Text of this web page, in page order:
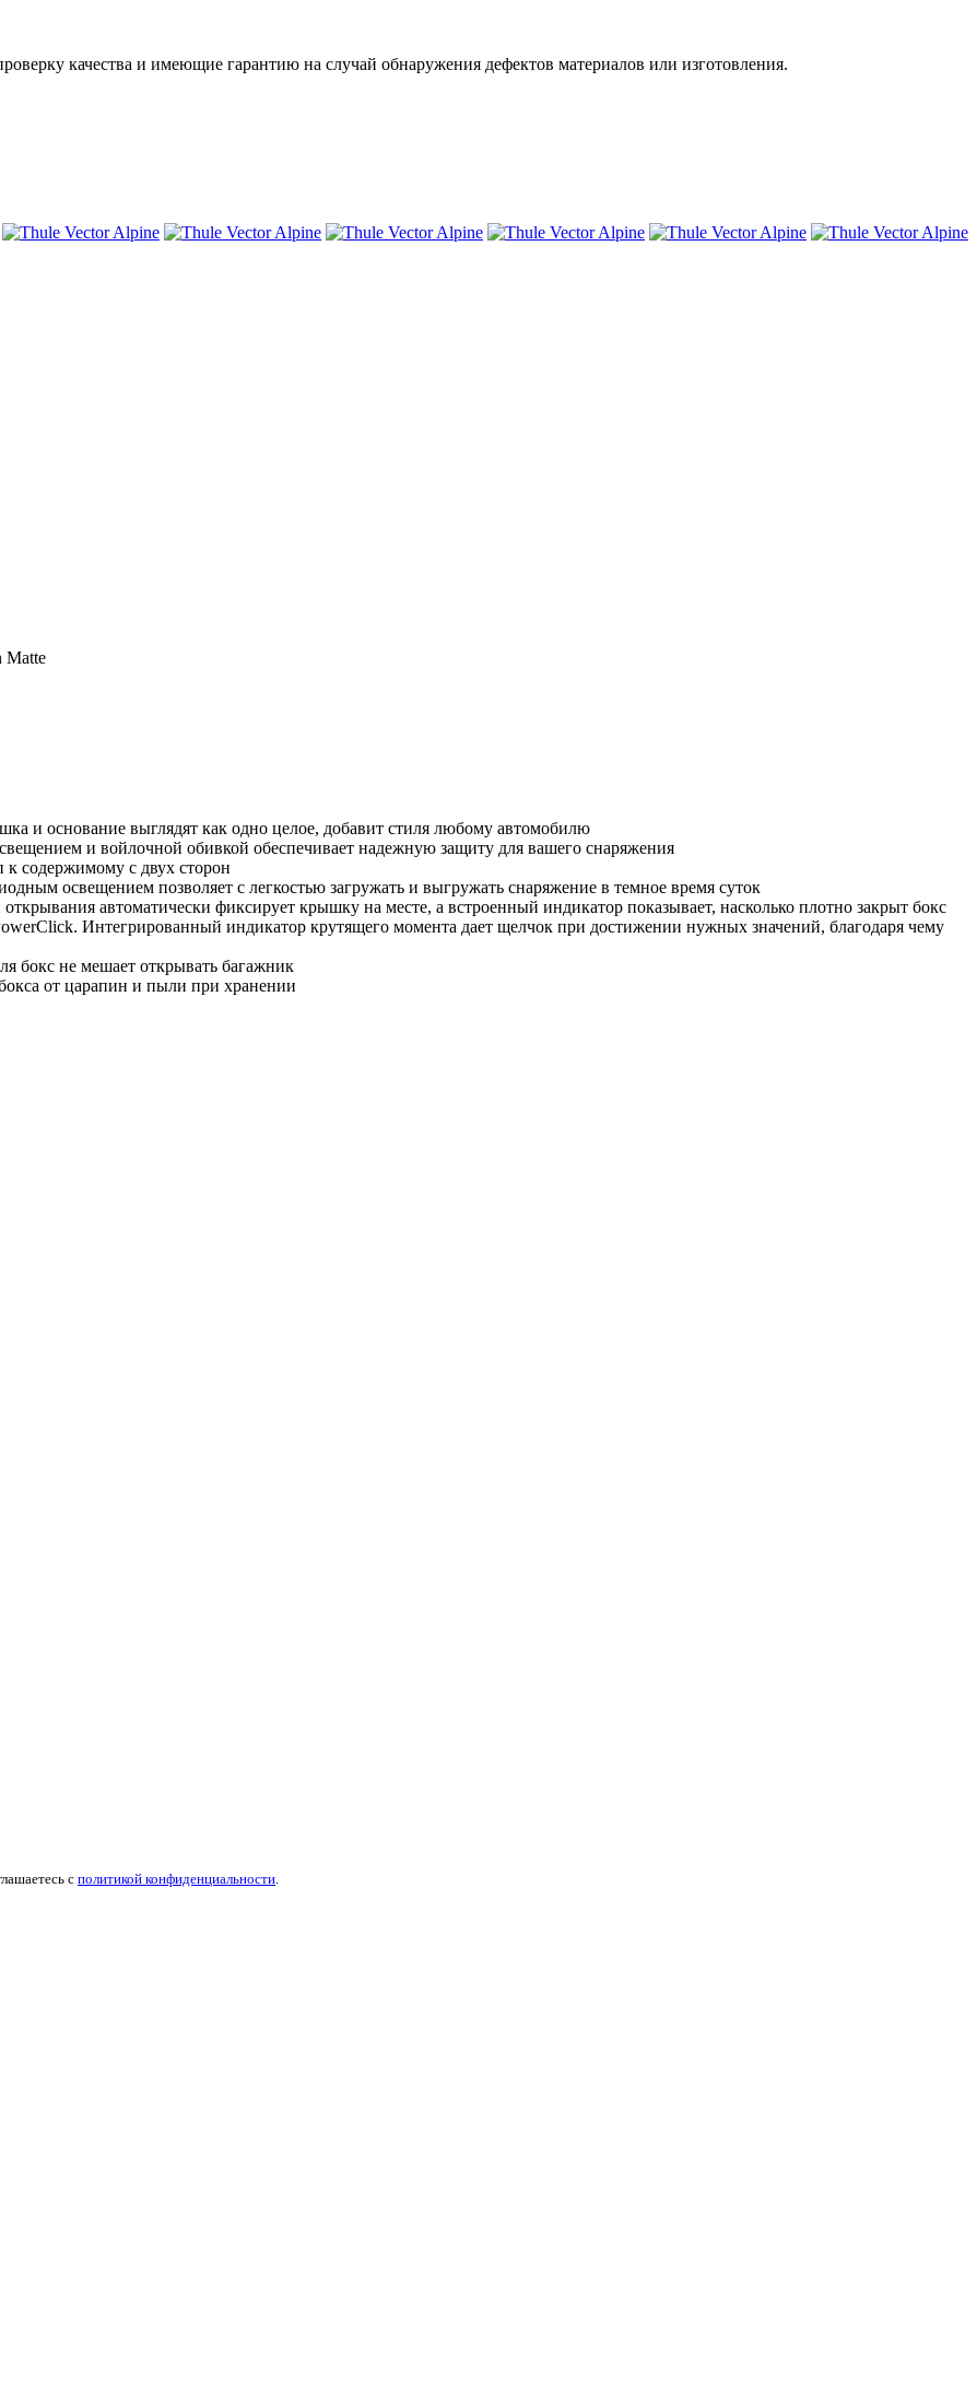
качества и имеющие гарантию на случай обнаружения дефектов материалов или изготовления.
Matte
и основание выглядят как одно целое, добавит стиля любому автомобилю
и войлочной обивкой обеспечивает надежную защиту для вашего снаряжения
содержимому с двух сторон
освещением позволяет с легкостью загружать и выгружать снаряжение в темное время суток
автоматически фиксирует крышку на месте, а встроенный индикатор показывает, насколько плотно закрыт бокс
Интегрированный индикатор крутящего момента дает щелчок при достижении нужных значений, благодаря чему
бокс не мешает открывать багажник
от царапин и пыли при хранении
c политикой конфиденциальности.